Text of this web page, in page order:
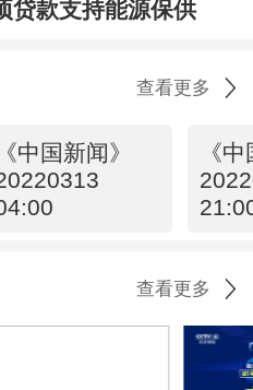
贷款支持能源保供
查看更多
《中国新闻》
《
查看更多